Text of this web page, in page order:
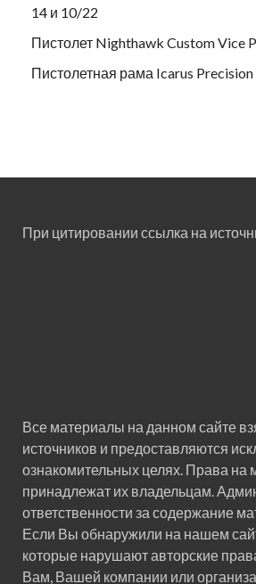
14 и 10/22
Пистолет Nighthawk Custom Vice
Пистолетная рама Icarus
При цитировании ссылка на
Все материалы на данном сайте
источников и предоставляются
ознакомительных целях. Права на
принадлежат их владельцам.
ответственности за содержание
Если Вы обнаружили на нашем
которые нарушают авторские
Вам, Вашей компании или